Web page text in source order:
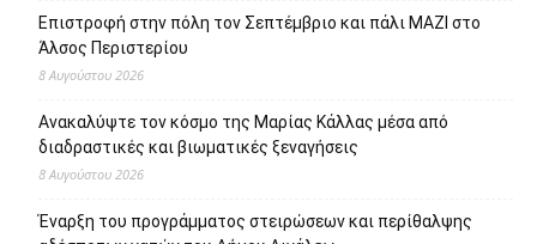
Πρόσφατα άρθρα
95 ειδικότητες και 860 τμήματα στις Δημόσιες Σ.Α.Ε.Κ. για